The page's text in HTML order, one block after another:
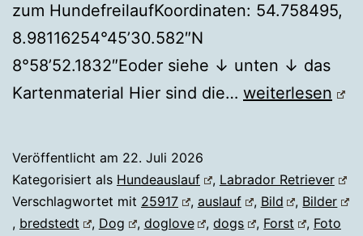
zum HundefreilaufKoordinaten: 54.758495,
8.98116254°45’30.582″N
8°58’52.1832″Eoder siehe ↓ unten ↓ das
Kartenmaterial Hier sind die… Hundewald
weiterlesen
Veröffentlicht am 22. Juli 2026
Kategorisiert als Hundeauslauf , Labrador Retriever
Verschlagwortet mit 25917 , auslauf , Bild , Bilder
, bredstedt , Dog , doglove ,dogs , Forst , Foto